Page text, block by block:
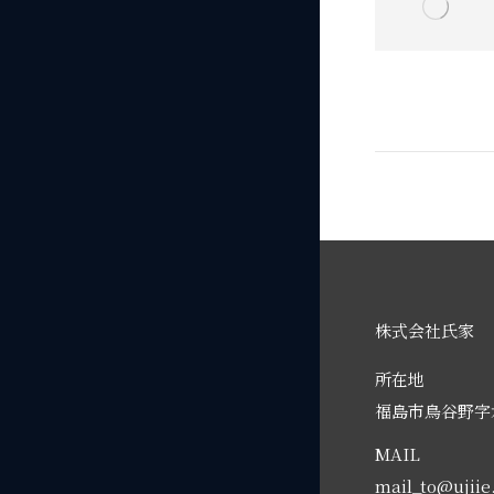
株式会社氏家
所在地
福島市鳥谷野
MAIL